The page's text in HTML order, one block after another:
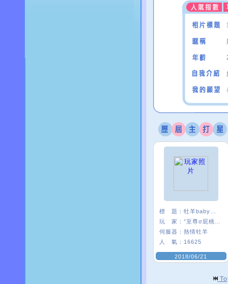
標 題：
玩 家：
伺服器： 熱情牡羊
人 氣： 16625
2018/06/21